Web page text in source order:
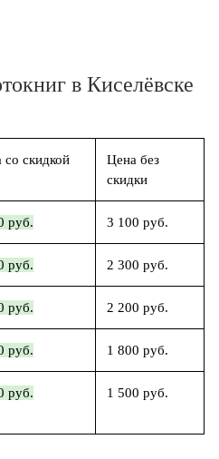
в Киселёвске
со скидкой
Цена без
скидки
руб. 3 100 руб.
руб. 2 300 руб.
руб. 2 200 руб.
руб. 1 800 руб.
руб. 1 500 руб.